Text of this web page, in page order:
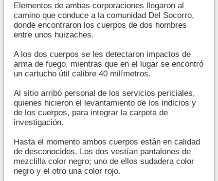
Elementos de ambas corporaciones llegaron al
camino que conduce a la comunidad Del Socorro,
donde encontraron los cuerpos de dos hombres
entre unos huizaches.
A los dos cuerpos se les detectaron impactos de
arma de fuego, mientras que en el lugar se encontró
un cartucho útil calibre 40 milímetros.
Al sitio arribó personal de los servicios periciales,
quienes hicieron el levantamiento de los indicios y
de los cuerpos, para integrar la carpeta de
investigación.
Hasta el momento ambos cuerpos están en calidad
de desconocidos. Los dos vestían pantalones de
mezclilla color negro; uno de ellos sudadera color
negro y el otro una color rojo.